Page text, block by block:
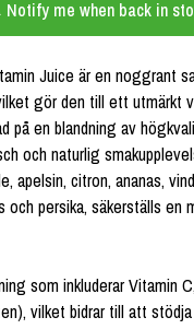
Notify me when back in
Juice är en noggrant
gör den till ett utmärkt
på en blandning av
och naturlig
apelsin, citron, ananas,
och persika, säkerställs en
som inkluderar Vitamin
vilket bidrar till att